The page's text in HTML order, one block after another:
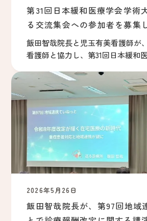
第31回日本緩和医療学会学術
る交流集会への参加者を募集
飯田智哉院長と児玉有美看護師が
看護師と協力し、第31回日本緩和
2026年5月26日
飯田智哉院長が、第97回地域